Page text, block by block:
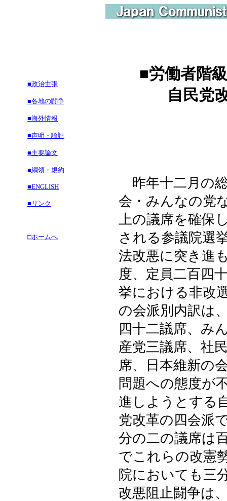
■政治主張
■各地の闘争
■海外情報
■声明・論評
■主要論文
■綱領・規約
■ENGLISH
■リンク
□ホームへ
■労働者階
自民党改
昨年十二月の
会・みんなの党
上の議席を確保
される参議院選
法改悪に突き進
度、定員二百四
挙における非改
の会派別内訳は
四十二議席、み
産党三議席、社
席、日本維新の
問題への態度が
進しようとする
党改革の四会派
分の二の議席は
でこれらの改憲
院においても三
改悪阻止闘争は